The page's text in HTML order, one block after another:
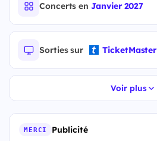
Concerts enJanvier 2027
Sorties sur TicketMaster
Voir plus
MERCI Publicité